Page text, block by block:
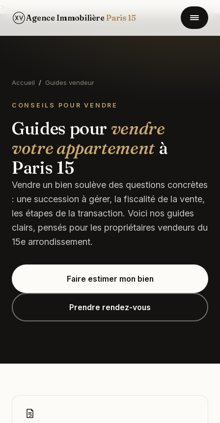
Agence Immobilière Paris 15
Accueil / Guides vendeur
CONSEILS POUR VENDRE
Guides pour vendre
votre appartementà
Paris 15
Vendre un bien soulève des questions concrètes
: une succession à gérer, la fiscalité de la vente,
les étapes de la transaction. Voici nos guides
clairs, pensés pour les propriétaires vendeurs du
15e arrondissement.
Faire estimer mon bien
Prendre rendez-vous